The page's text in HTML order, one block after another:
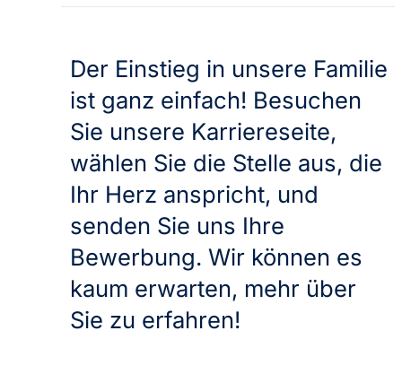
Der Einstieg in unsere Familie
ist ganz einfach! Besuchen
Sie unsere Karriereseite,
wählen Sie die Stelle aus, die
Ihr Herz anspricht, und
senden Sie uns Ihre
Bewerbung. Wir können es
kaum erwarten, mehr über
Sie zu erfahren!